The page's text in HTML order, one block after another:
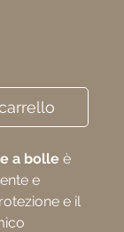
a bolle è
e
e il